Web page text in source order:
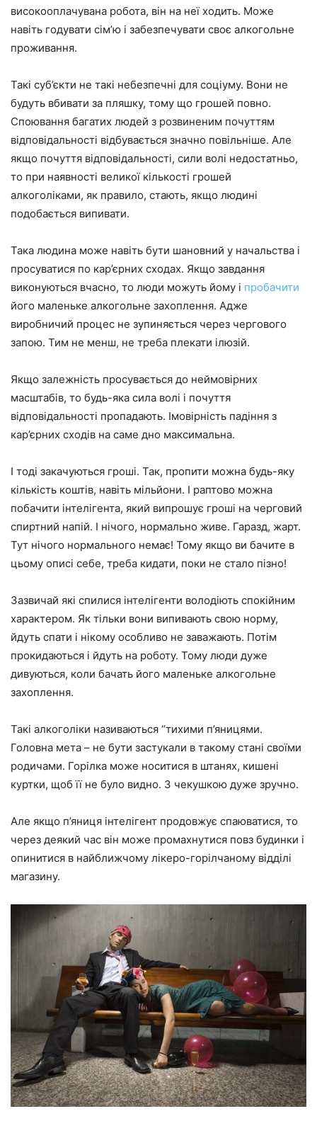
високооплачувана робота, він на неї ходить. Може
навіть годувати сім’ю і забезпечувати своє алкогольне
проживання.
Такі суб’єкти не такі небезпечні для соціуму. Вони не
будуть вбивати за пляшку, тому що грошей повно.
Споювання багатих людей з розвиненим почуттям
відповідальності відбувається значно повільніше. Але
якщо почуття відповідальності, сили волі недостатньо,
то при наявності великої кількості грошей
алкоголіками, як правило, стають, якщо людині
подобається випивати.
Така людина може навіть бути шановний у начальства і
просуватися по кар’єрних сходах. Якщо завдання
виконуються вчасно, то люди можуть йому і пробачити
його маленьке алкогольне захоплення. Адже
виробничий процес не зупиняється через чергового
запою. Тим не менш, не треба плекати ілюзій.
Якщо залежність просувається до неймовірних
масштабів, то будь-яка сила волі і почуття
відповідальності пропадають. Імовірність падіння з
кар’єрних сходів на саме дно максимальна.
І тоді закачуються гроші. Так, пропити можна будь-яку
кількість коштів, навіть мільйони. І раптово можна
побачити інтелігента, який випрошує гроші на черговий
спиртний напій. І нічого, нормально живе. Гаразд, жарт.
Тут нічого нормального немає! Тому якщо ви бачите в
цьому описі себе, треба кидати, поки не стало пізно!
Зазвичай які спилися інтелігенти володіють спокійним
характером. Як тільки вони випивають свою норму,
йдуть спати і нікому особливо не заважають. Потім
прокидаються і йдуть на роботу. Тому люди дуже
дивуються, коли бачать його маленьке алкогольне
захоплення.
Такі алкоголіки називаються “тихими п’яницями.
Головна мета – не бути застукали в такому стані своїми
родичами. Горілка може носитися в штанях, кишені
куртки, щоб її не було видно. З чекушкою дуже зручно.
Але якщо п’яниця інтелігент продовжує спаюватися, то
через деякий час він може промахнутися повз будинки і
опинитися в найближчому лікеро-горілчаному відділі
магазину.